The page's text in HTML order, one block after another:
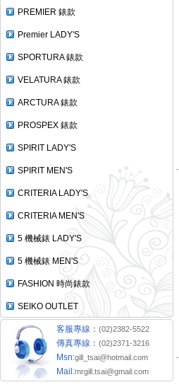
PREMIER 錶款
Premier LADY'S
SPORTURA 錶款
VELATURA 錶款
ARCTURA 錶款
PROSPEX 錶款
SPIRIT LADY'S
SPIRIT MEN'S
CRITERIA LADY'S
CRITERIA MEN'S
5 機械錶 LADY'S
5 機械錶 MEN'S
FASHION 時尚錶款
SEIKO OUTLET
客服專線： (02)2382-5522
傳真專線： (02)2371-3216
Msn:gill_tsai@hotmail.com
Mail:mrgill.tsai@gmail.com